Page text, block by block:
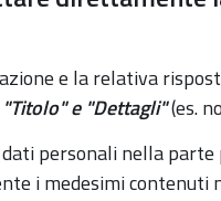
e la relativa
"Titolo" e "Dettagli"(es.
personali nella
i medesimi